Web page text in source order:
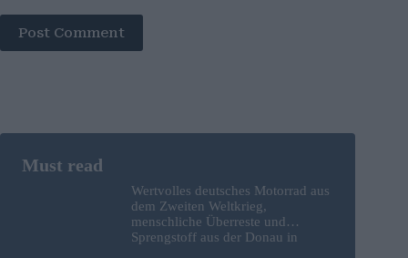
Post Comment
Wertvolles deutsches Motorrad aus
dem Zweiten Weltkrieg,
menschliche Überreste und
Sprengstoff aus der Donau in